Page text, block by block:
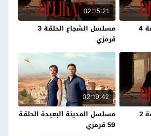
مسلسل الشجاع الحلقة 4
02:15:21
مسلسل الشجاع الحلقة 3
قرمزي
مسلسل الشجاع الحلقة 2
02:19:42
مسلسل المدينة البعيدة الحلقة
59 قرمزي